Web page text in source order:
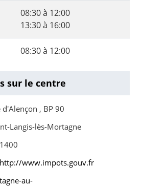
08:30 à 12:00
13:30 à 16:00
08:30 à 12:00
sur le centre
d'Alençon , BP 90
Langis-lès-Mortagne
http://www.impots.gouv.fr
au-